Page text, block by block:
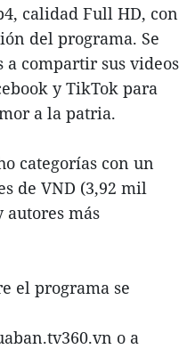
calidad Full HD, con
del programa. Se
compartir sus videos
y TikTok para
a la patria.
categorías con un
de VND (3,92 mil
autores más
el programa se
o a